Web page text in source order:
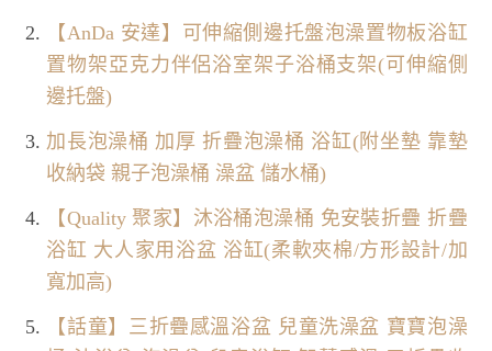
【AnDa 安達】可伸縮側邊托盤泡澡置物板浴缸
置物架亞克力伴侶浴室架子浴桶支架(可伸縮側
邊托盤)
加長泡澡桶 加厚 折疊泡澡桶 浴缸(附坐墊 靠墊
收納袋 親子泡澡桶 澡盆 儲水桶)
【Quality 聚家】沐浴桶泡澡桶 免安裝折疊 折疊
浴缸 大人家用浴盆 浴缸(柔軟夾棉/方形設計/加
寬加高)
【話童】三折疊感溫浴盆 兒童洗澡盆 寶寶泡澡